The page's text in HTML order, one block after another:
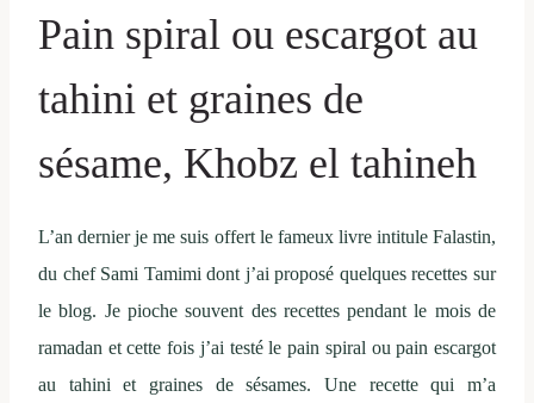
Pain spiral ou escargot au
tahini et graines de
sésame, Khobz el tahineh
L’an dernier je me suis offert le fameux livre intitule Falastin,
du chef Sami Tamimi dont j’ai proposé quelques recettes sur
le blog. Je pioche souvent des recettes pendant le mois de
ramadan et cette fois j’ai testé le pain spiral ou pain escargot
au tahini et graines de sésames. Une recette qui m’a